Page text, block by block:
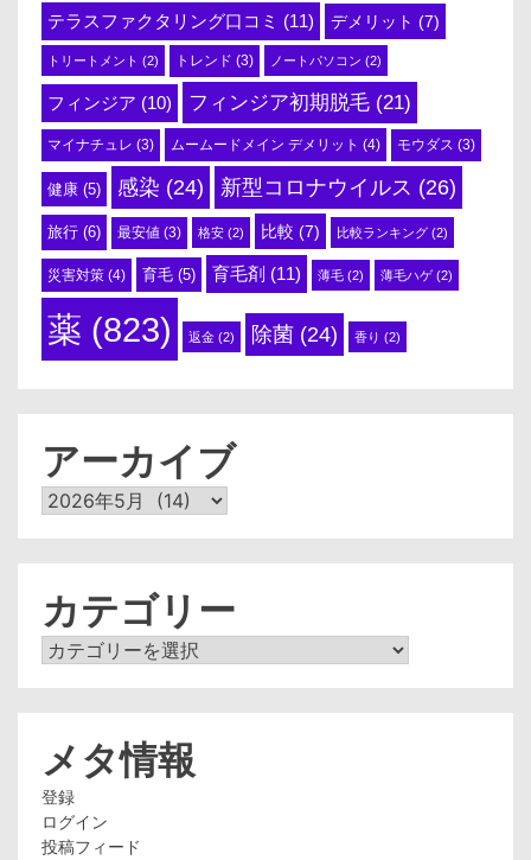
テラスファクタリング口コミ (11) デメリット (7)
トリートメント (2) トレンド (3) ノートパソコン (2)
フィンジア (10) フィンジア初期脱毛 (21)
マイナチュレ (3) ムームードメイン デメリット (4) モウダス (3)
健康 (5) 感染 (24) 新型コロナウイルス (26)
旅行 (6) 最安値 (3) 格安 (2) 比較 (7) 比較ランキング (2)
災害対策 (4) 育毛 (5) 育毛剤 (11) 薄毛 (2) 薄毛ハゲ(2)
薬 (823) 返金 (2) 除菌 (24) 香り (2)
アーカイブ
ア
カテゴリー
カ
メタ情報
登録
ログイン
投稿フィード